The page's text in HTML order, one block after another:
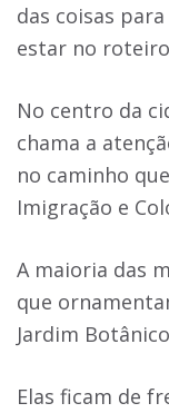
das coisas
estar no
No centro da
chama a
no caminho
Imigração e
A maioria das
que
Jardim
Elas ficam de